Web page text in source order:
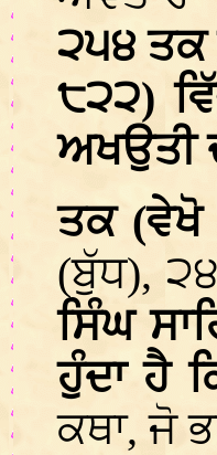
੨੫੪
੮੨੨)
ਅਖਉਤੀ
ਤਕ (ਵੇਖੋ
(ਬੁੱਧ),
ਸਿੰਘ
ਹੁੰਦਾ ਹੈ
ਕਥਾ, ਜੋ